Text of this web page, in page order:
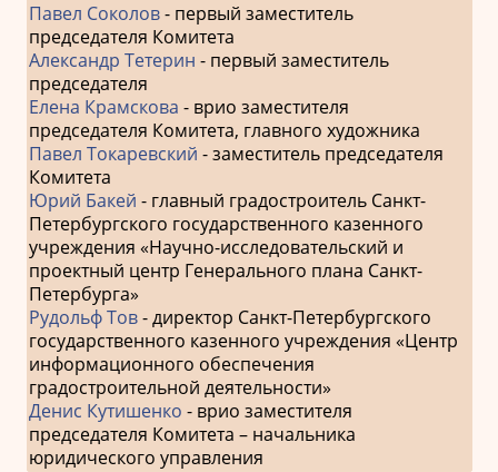
Павел Соколов- первый заместитель
председателя Комитета
Александр Тетерин - первый заместитель
председателя
Елена Крамскова - врио заместителя
председателя Комитета, главного художника
Павел Токаревский - заместитель председателя
Комитета
Юрий Бакей - главный градостроитель Санкт-
Петербургского государственного казенного
учреждения «Научно-исследовательский и
проектный центр Генерального плана Санкт-
Петербурга»
Рудольф Тов- директор Санкт-Петербургского
государственного казенного учреждения «Центр
информационного обеспечения
градостроительной деятельности»
Денис Кутишенко - врио заместителя
председателя Комитета – начальника
юридического управления